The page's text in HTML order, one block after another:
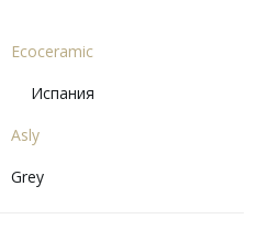
Ecoceramic
Испания
Asly
Grey